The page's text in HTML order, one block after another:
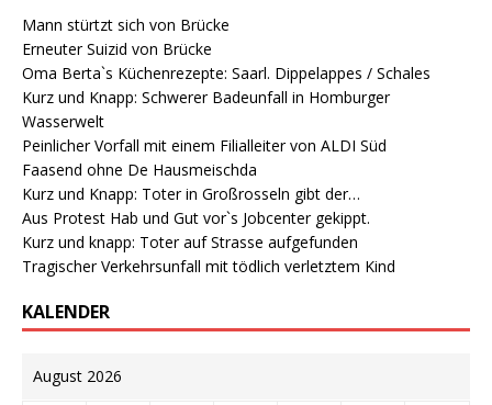
Mann stürtzt sich von Brücke
Erneuter Suizid von Brücke
Oma Berta`s Küchenrezepte: Saarl. Dippelappes / Schales
Kurz und Knapp: Schwerer Badeunfall in Homburger
Wasserwelt
Peinlicher Vorfall mit einem Filialleiter von ALDI Süd
Faasend ohne De Hausmeischda
Kurz und Knapp: Toter in Großrosseln gibt der…
Aus Protest Hab und Gut vor`s Jobcenter gekippt.
Kurz und knapp: Toter auf Strasse aufgefunden
Tragischer Verkehrsunfall mit tödlich verletztem Kind
KALENDER
August 2026